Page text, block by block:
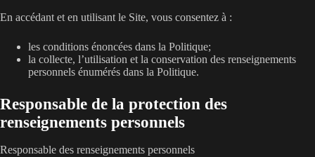
En accédant et en utilisant le Site, vous consentez à :
les conditions énoncées dans la Politique;
la collecte, l’utilisation et la conservation des renseignements
personnels énumérés dans la Politique.
Responsable de la protection des
renseignements personnels
Responsable des renseignements personnels